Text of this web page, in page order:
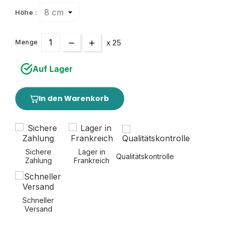
Höhe :
Menge x 25
Auf Lager
In den Warenkorb
Sichere
Zahlung
Lager in
Frankreich
Qualitätskontrolle
Schneller
Versand